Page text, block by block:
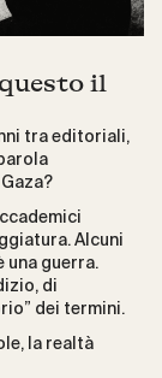
il
tra editoriali,
Alcuni
una guerra.
di
dei termini.
la realtà